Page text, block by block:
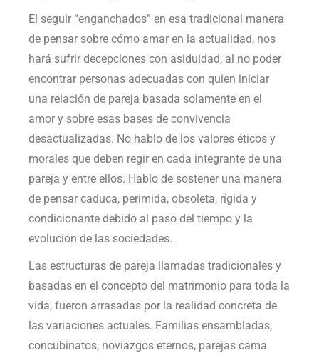
El seguir “enganchados” en esa tradicional manera
de pensar sobre cómo amar en la actualidad, nos
hará sufrir decepciones con asiduidad, al no poder
encontrar personas adecuadas con quien iniciar
una relación de pareja basada solamente en el
amor y sobre esas bases de convivencia
desactualizadas. No hablo de los valores éticos y
morales que deben regir en cada integrante de una
pareja y entre ellos. Hablo de sostener una manera
de pensar caduca, perimida, obsoleta, rígida y
condicionante debido al paso del tiempo y la
evolución de las sociedades.
Las estructuras de pareja llamadas tradicionales y
basadas en el concepto del matrimonio para toda la
vida, fueron arrasadas por la realidad concreta de
las variaciones actuales. Familias ensambladas,
concubinatos, noviazgos eternos, parejas cama